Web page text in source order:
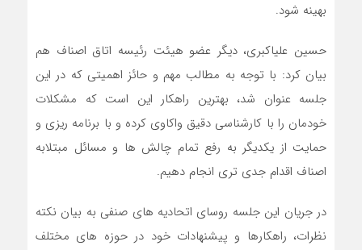
بهینه شود.
حسین علی‎اکبری، دیگر عضو هیئت رئیسه اتاق اصناف هم
بیان کرد: با توجه به مطالب مهم و حائز اهمیتی که در این
جلسه عنوان شد، بهترین راهکار این است که مشکلات
خودمان را با کارشناسی دقیق واکاوی کرده و با برنامه ریزی و
حمایت از یکدیگر به رفع تمام چالش ها و مسائل مبتلابه
اصناف اقدام جدی تری انجام دهیم.
در جریان این جلسه روسای اتحادیه های صنفی به بیان نکته
نظرات، راهکارها و پیشنهادات خود در حوزه های مختلف